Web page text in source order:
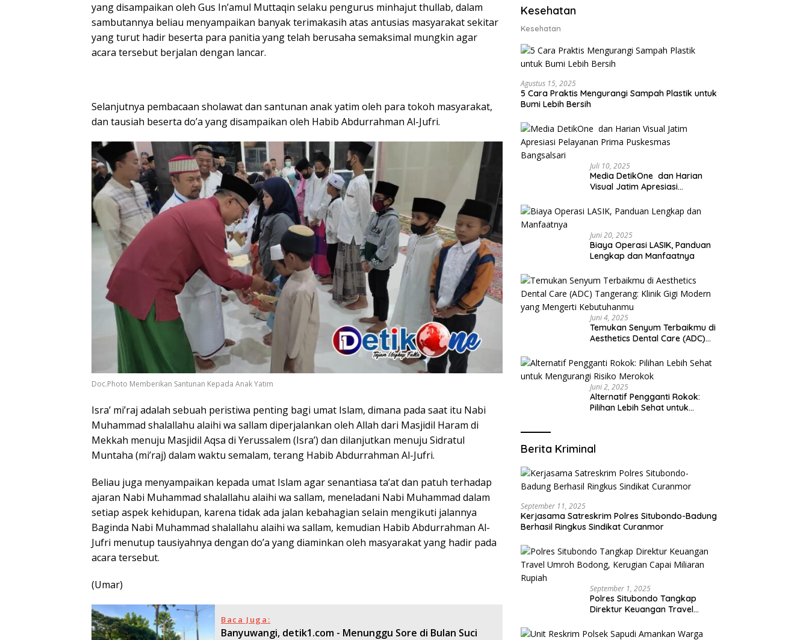
yang disampaikan oleh Gus In’amul Muttaqin selaku pengurus minhajut thullab, dalam
sambutannya beliau menyampaikan banyak terimakasih atas antusias masyarakat sekitar
yang turut hadir beserta para panitia yang telah berusaha semaksimal mungkin agar
acara tersebut berjalan dengan lancar.
Selanjutnya pembacaan sholawat dan santunan anak yatim oleh para tokoh masyarakat,
dan tausiah beserta do’a yang disampaikan oleh Habib Abdurrahman Al-Jufri.
Doc.Photo Memberikan Santunan Kepada Anak Yatim
Isra’ mi’raj adalah sebuah peristiwa penting bagi umat Islam, dimana pada saat itu Nabi
Muhammad shalallahu alaihi wa sallam diperjalankan oleh Allah dari Masjidil Haram di
Mekkah menuju Masjidil Aqsa di Yerussalem (Isra’) dan dilanjutkan menuju Sidratul
Muntaha (mi’raj) dalam waktu semalam, terang Habib Abdurrahman Al-Jufri.
Beliau juga menyampaikan kepada umat Islam agar senantiasa ta’at dan patuh terhadap
ajaran Nabi Muhammad shalallahu alaihi wa sallam, meneladani Nabi Muhammad dalam
setiap aspek kehidupan, karena tidak ada jalan kebahagian selain mengikuti jalannya
Baginda Nabi Muhammad shalallahu alaihi wa sallam, kemudian Habib Abdurrahman Al-
Jufri menutup tausiyahnya dengan do’a yang diaminkan oleh masyarakat yang hadir pada
acara tersebut.
(Umar)
Baca Juga:
Banyuwangi, detik1.com - Menunggu Sore di Bulan Suci
Kesehatan
Kesehatan
Agustus 15, 2025
5 Cara Praktis Mengurangi Sampah Plastik untuk
Bumi Lebih Bersih
Juli 10, 2025
Media DetikOne dan Harian
Visual Jatim Apresiasi
Bangsalsari
Juni 20, 2025
Biaya Operasi LASIK, Panduan
Lengkap dan Manfaatnya
Juni 4, 2025
Temukan Senyum Terbaikmu di
Aesthetics Dental Care (ADC)
yang Mengerti Kebutuhanmu
Juni 2, 2025
Alternatif Pengganti Rokok:
Pilihan Lebih Sehat untuk
Berita Kriminal
September 11, 2025
Kerjasama Satreskrim Polres Situbondo-Badung
Berhasil Ringkus Sindikat Curanmor
September 1, 2025
Polres Situbondo Tangkap
Direktur Keuangan Travel
Capai Miliaran Rupiah